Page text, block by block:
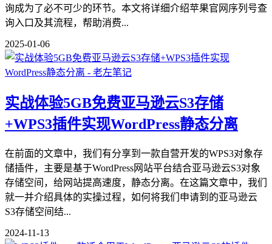
询成为了必不可少的环节。本文将详细介绍苹果官网序列号查
询入口及其流程，帮助消费...
2025-01-06
实战体验5GB免费亚马逊云S3存储
+WPS3插件实现WordPress静态分离
在前面的文章中，我们有分享到一款自营开发的WPS3对象存
储插件，主要是基于WordPress网站平台结合亚马逊云S3对象
存储空间，给网站提高速度，静态分离。在这篇文章中，我们
就一并介绍具体的实操过程，如何将我们申请到的亚马逊云
S3存储空间结...
2024-11-13